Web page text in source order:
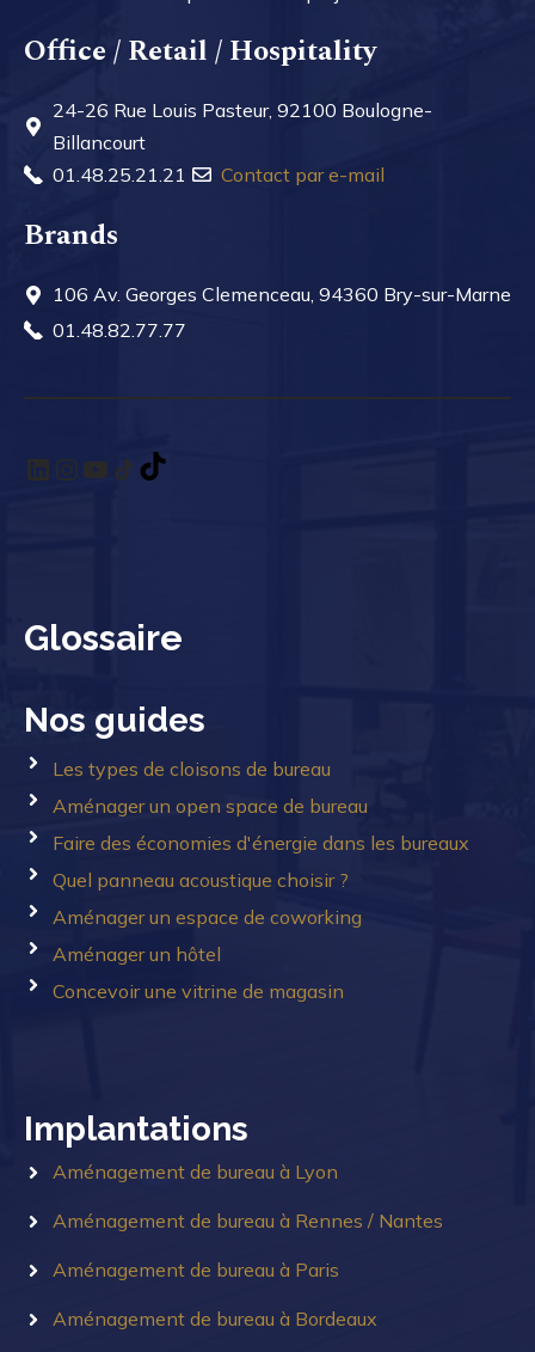
Office / Retail / Hospitality
24-26 Rue Louis Pasteur, 92100 Boulogne-
Billancourt
01.48.25.21.21
Contact par e-mail
Brands
106 Av. Georges Clemenceau, 94360 Bry-sur-Marne
01.48.82.77.77
LinkedIn
Instagram
YouTube
TikTok
Glossaire
Nos guides
Les types de cloisons de bureau
Aménager un open space de bureau
Faire des économies d'énergie dans les bureaux
Quel panneau acoustique choisir ?
Aménager un espace de coworking
Aménager un hôtel
Concevoir une vitrine de magasin
Implantations
Aménagement de bureau à Lyon
Aménagement de bureau à Rennes / Nantes
Aménagement de bureau à Paris
Aménagement de bureau à Bordeaux